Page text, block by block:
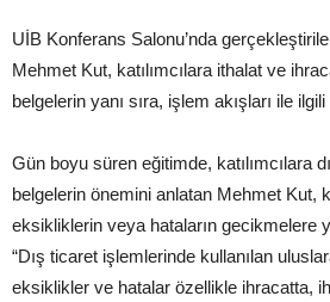
UİB Konferans Salonu’nda
Mehmet Kut, katılımcılara ithalat ve
belgelerin yanı sıra, işlem akışları ile
Gün boyu süren eğitimde, katılımcılara
belgelerin önemini anlatan Mehmet Kut,
eksikliklerin veya hataların gecikmelere
“Dış ticaret işlemlerinde kullanılan
eksiklikler ve hatalar özellikle ihracatta,